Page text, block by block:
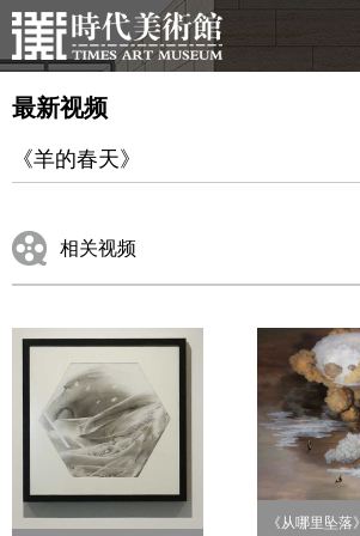
最新视频
《羊的春天》
相关视频
《从哪里坠落》